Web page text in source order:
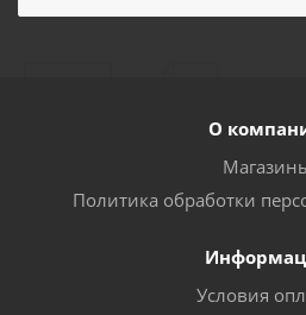
О
Политика обработки
Условия